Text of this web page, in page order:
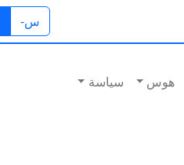
س-
هوس سياسة